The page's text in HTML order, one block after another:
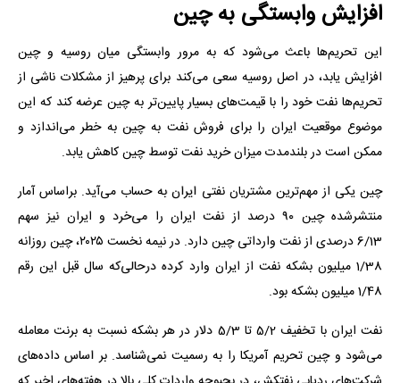
افزایش وابستگی به چین
این تحریم‌ها باعث می‌شود که به مرور وابستگی میان روسیه و چین
افزایش یابد، در اصل روسیه سعی می‌کند برای پرهیز از مشکلات ناشی از
تحریم‌ها نفت خود را با قیمت‌های بسیار پایین‌تر به چین عرضه کند که این
موضوع موقعیت ایران را برای فروش نفت به چین به خطر می‌اندازد و
ممکن است در بلندمدت میزان خرید نفت توسط چین کاهش یابد.
چین یکی از مهم‌ترین مشتریان نفتی ایران به حساب می‌آید. براساس آمار
منتشرشده چین ۹۰ درصد از نفت ایران را می‌خرد و ایران نیز سهم
6/13 درصدی از نفت وارداتی چین دارد. در نیمه نخست ۲۰۲۵، چین روزانه
1/38 میلیون بشکه نفت از ایران وارد کرده درحالی‌که سال قبل این رقم
1/48 میلیون بشکه بود.
نفت ایران با تخفیف 5/2 تا 5/3 دلار در هر بشکه نسبت به برنت معامله
می‌شود و چین تحریم آمریکا را به رسمیت نمی‌شناسد. بر اساس داده‌های